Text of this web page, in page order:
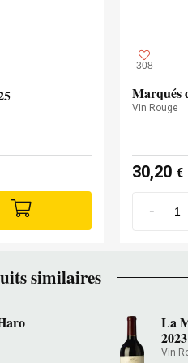
308
Marqués
Vin Rouge
30,20 €
-
similaires
La
2023
Vin